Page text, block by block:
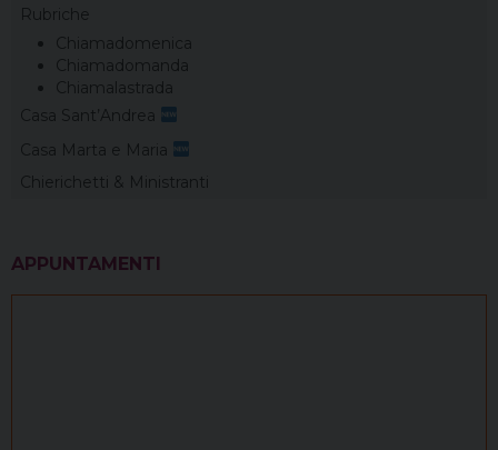
Rubriche
Chiamadomenica
Chiamadomanda
Chiamalastrada
Casa Sant’Andrea
Casa Marta e Maria
Chierichetti & Ministranti
APPUNTAMENTI